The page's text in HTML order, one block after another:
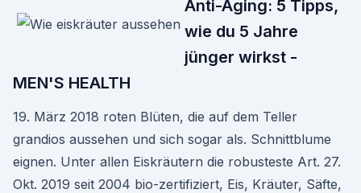
Anti-Aging: 5 Tipps,
wie du 5 Jahre
jünger wirkst -
MEN'S HEALTH
19. März 2018 roten Blüten, die auf dem Teller
grandios aussehen und sich sogar als. Schnittblume
eignen. Unter allen Eiskräutern die robusteste Art. 27.
Okt. 2019 seit 2004 bio-zertifiziert, Eis, Kräuter, Säfte,